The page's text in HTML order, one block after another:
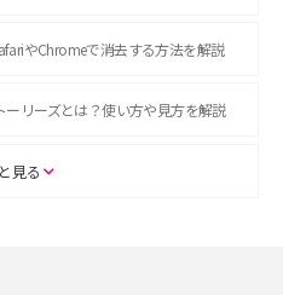
やChromeで消去する方法を解説
リーズとは？使い方や見方を解説
ルや楽しみ方を解説
見る